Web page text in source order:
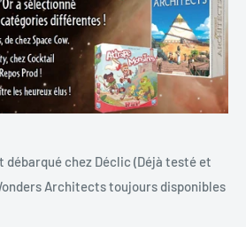
débarqué chez Déclic (Déjà testé et
Architects toujours disponibles